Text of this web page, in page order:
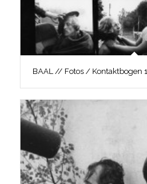
BAAL // Fotos / Kontaktbogen 1